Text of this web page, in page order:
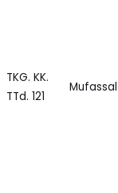
TKG. KK.
TTd. 121
Mufassal